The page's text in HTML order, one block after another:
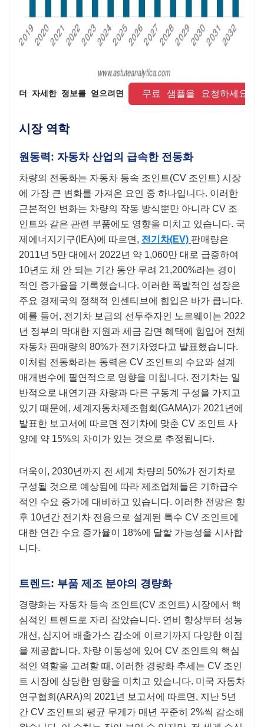
더 자세한 정보를 얻으려면 무료 샘플을 요청하세요
시장 역학
원동력: 자동차 산업의 급속한 전동화
차량의 전동화는 자동차 등속 조인트(CV 조인트) 시장
에 가장 큰 변화를 가져온 요인 중 하나입니다. 이러한
근본적인 변화는 차량의 작동 방식뿐만 아니라 CV 조
인트와 같은 관련 부품에도 영향을 미치고 있습니다. 국
제에너지기구(IEA)에 따르면, 전기차(EV) 판매량은
2011년 5만 대에서 2022년 약 1,060만 대로 급증하여
10년도 채 안 되는 기간 동안 무려 21,200%라는 경이
적인 증가율을 기록했습니다. 이러한 폭발적인 성장은
주요 경제국의 정책적 인센티브에 힘입은 바가 큽니다.
예를 들어, 전기차 보급의 선두주자인 노르웨이는 2022
년 정부의 막대한 지원과 세금 감면 혜택에 힘입어 전체
자동차 판매량의 80%가 전기차였다고 발표했습니다.
이처럼 전동화라는 동력은 CV 조인트의 수요와 설계
매개변수에 필연적으로 영향을 미칩니다. 전기차는 일
반적으로 내연기관 차량과 다른 구동계 구성을 가지고
있기 때문에, 세계자동차제조협회(GAMA)가 2021년에
발표한 보고서에 따르면 전기차에 맞춘 CV 조인트 사
양에 약 15%의 차이가 있는 것으로 추정됩니다.
더욱이, 2030년까지 전 세계 차량의 50%가 전기차로
구성될 것으로 예상됨에 따라 제조업체들은 기하급수
적인 수요 증가에 대비하고 있습니다. 이러한 전망은 향
후 10년간 전기차 전용으로 설계된 특수 CV 조인트에
대한 연간 수요 증가율이 18%에 달할 가능성을 시사합
니다.
트렌드: 부품 제조 분야의 경량화
경량화는 자동차 등속 조인트(CV 조인트) 시장에서 핵
심적인 트렌드로 자리 잡았습니다. 연비 향상부터 성능
개선, 심지어 배출가스 감소에 이르기까지 다양한 이점
을 제공합니다. 차량 이동성에 있어 CV 조인트의 핵심
적인 역할을 고려할 때, 이러한 경량화 추세는 CV 조인
트 시장에 상당한 영향을 미치고 있습니다. 미국 자동차
연구협회(ARA)의 2021년 보고서에 따르면, 지난 5년
간 CV 조인트의 평균 무게가 매년 꾸준히 2%씩 감소해